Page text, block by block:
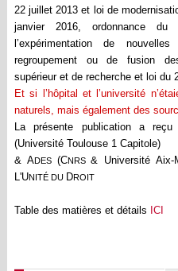
22 juillet 2013 et loi de
janvier 2016, ordonnance
l’expérimentation de
regroupement ou de fusion
supérieur et de recherche et loi du
Et si l’hôpital et l’université
naturels, mais également des
La présente publication a
(Université Toulouse 1 Capitole)
& ADES (CNRS& Université
L'UNITÉ DU DROIT
Table des matières et détails ICI